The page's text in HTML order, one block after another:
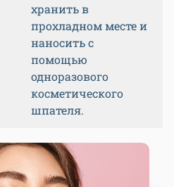
хранить в
прохладном месте и
наносить с
помощью
одноразового
косметического
шпателя.